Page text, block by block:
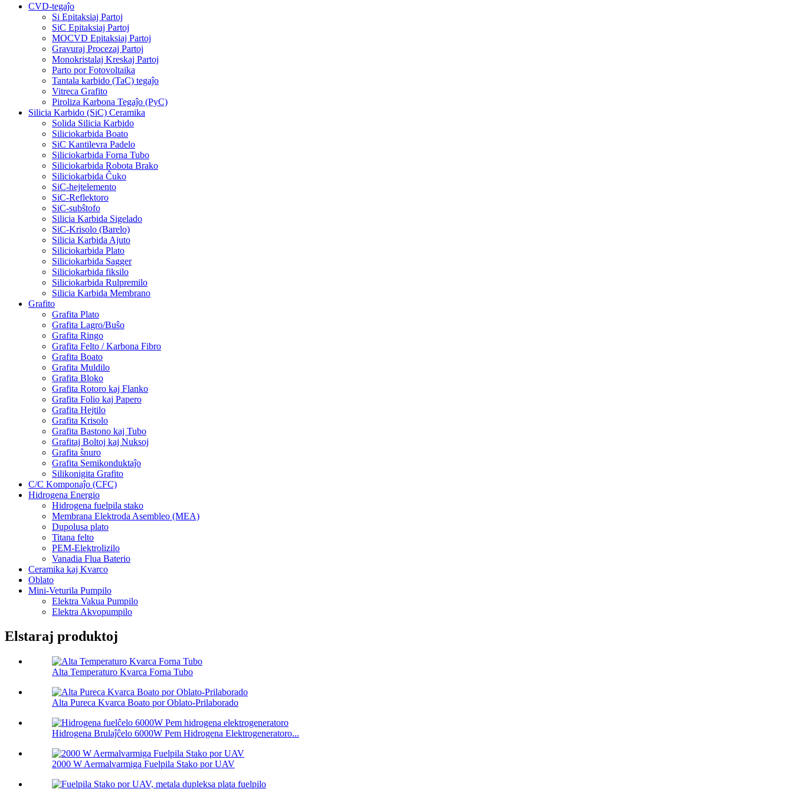
CVD-tegaĵo
Si Epitaksiaj Partoj
SiC Epitaksiaj Partoj
MOCVD Epitaksiaj Partoj
Gravuraj Procezaj Partoj
Monokristalaj Kreskaj Partoj
Parto por Fotovoltaika
Tantala karbido (TaC) tegaĵo
Vitreca Grafito
Piroliza Karbona Tegaĵo (PyC)
Silicia Karbido (SiC) Ceramika
Solida Silicia Karbido
Siliciokarbida Boato
SiC Kantilevra Padelo
Siliciokarbida Forna Tubo
Siliciokarbida Robota Brako
Siliciokarbida Ĉuko
SiC-hejtelemento
SiC-Reflektoro
SiC-subŝtofo
Silicia Karbida Sigelado
SiC-Krisolo (Barelo)
Silicia Karbida Ajuto
Siliciokarbida Plato
Siliciokarbida Sagger
Siliciokarbida fiksilo
Siliciokarbida Rulpremilo
Silicia Karbida Membrano
Grafito
Grafita Plato
Grafita Lagro/Buŝo
Grafita Ringo
Grafita Felto / Karbona Fibro
Grafita Boato
Grafita Muldilo
Grafita Bloko
Grafita Rotoro kaj Flanko
Grafita Folio kaj Papero
Grafita Hejtilo
Grafita Krisolo
Grafita Bastono kaj Tubo
Grafitaj Boltoj kaj Nuksoj
Grafita ŝnuro
Grafita Semikonduktaĵo
Silikonigita Grafito
C/C Komponaĵo (CFC)
Hidrogena Energio
Hidrogena fuelpila stako
Membrana Elektroda Asembleo (MEA)
Dupolusa plato
Titana felto
PEM-Elektrolizilo
Vanadia Flua Baterio
Ceramika kaj Kvarco
Oblato
Mini-Veturila Pumpilo
Elektra Vakua Pumpilo
Elektra Akvopumpilo
Elstaraj produktoj
Alta Temperaturo Kvarca Forna Tubo
Alta Pureca Kvarca Boato por Oblato-Prilaborado
Hidrogena Brulaĵĉelo 6000W Pem Hidrogena Elektrogeneratoro...
2000 W Aermalvarmiga Fuelpila Stako por UAV